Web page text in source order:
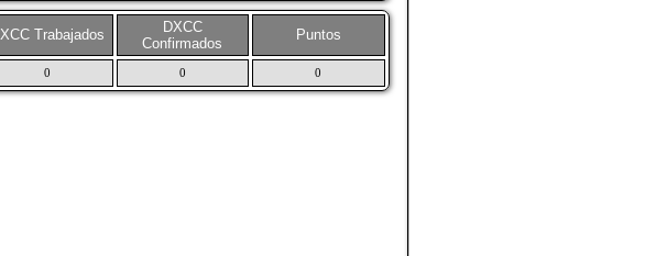
Trabajados
DXCC
Confirmados
Puntos
0 0 0